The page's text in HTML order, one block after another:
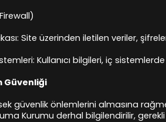
Site üzerinden iletilen veriler,
Kullanıcı bilgileri, iç
Güvenliği
güvenlik önlemlerini almasına
Kurumu derhal bilgilendirilir,